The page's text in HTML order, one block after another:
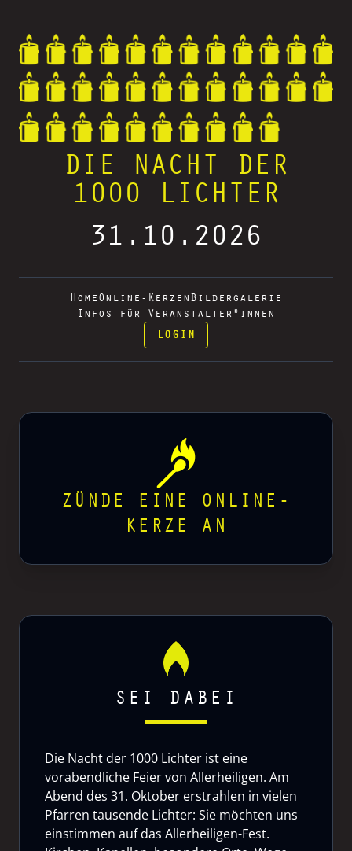
DIE NACHT DER
1000 LICHTER
31.10.2026
Home Online-Kerzen Bildergalerie
Infos für Veranstalter*innen
LOGIN
ZÜNDE EINE ONLINE-
KERZE AN
SEI DABEI
Die Nacht der 1000 Lichter ist eine
vorabendliche Feier von Allerheiligen. Am
Abend des 31. Oktober erstrahlen in vielen
Pfarren tausende Lichter: Sie möchten uns
einstimmen auf das Allerheiligen-Fest.